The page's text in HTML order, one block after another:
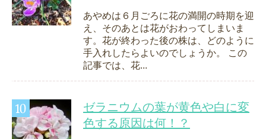
あやめは６月ごろに花の満開の時期を迎
え、そのあとは花がおわってしまいま
す。花が終わった後の株は、どのように
手入れしたらよいのでしょうか。 この
記事では、花...
ゼラニウムの葉が黄色や白に変
色する原因は何！？